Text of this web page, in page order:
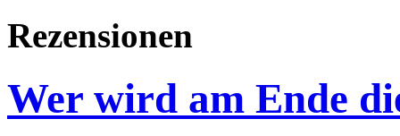
Rezensionen
Wer wird am Ende